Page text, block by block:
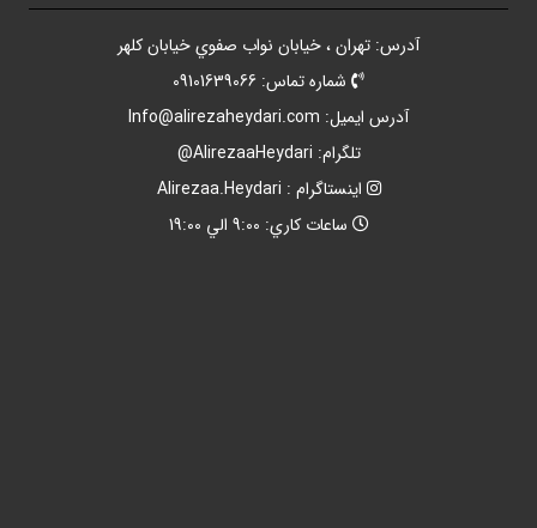
آدرس: تهران ، خيابان نواب صفوي خيابان کلهر
شماره تماس: 09101639066
آدرس ايميل: Info@alirezaheydari.com
تلگرام: AlirezaaHeydari@
اينستاگرام : Alirezaa.Heydari
ساعات کاري: 9:00 الي 19:00